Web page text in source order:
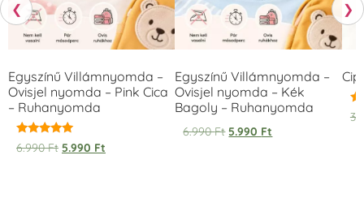
❮
Egyszínű Villámnyomda –
Ovisjel nyomda – Pink Cica
– Ruhanyomda
Értékelés:
5.00
6.990Ft 5.990 Ft
Egyszínű Villámnyomda –
Ovisjel nyomda – Kék
Bagoly – Ruhanyomda
6.990Ft 5.990 Ft
❯